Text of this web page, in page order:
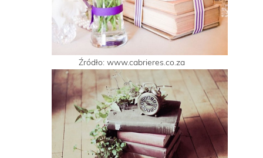
Źródło: www.cabrieres.co.za